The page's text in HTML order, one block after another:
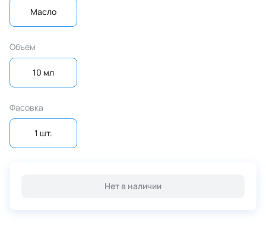
Масло
Объем
10 мл
Фасовка
1 шт.
Нет в наличии